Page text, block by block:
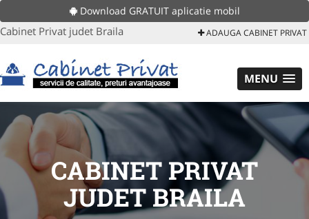
Download GRATUIT aplicatie mobil
Cabinet Privat judet Braila ADAUGA CABINET PRIVAT
MENU
CABINET PRIVAT
JUDET BRAILA